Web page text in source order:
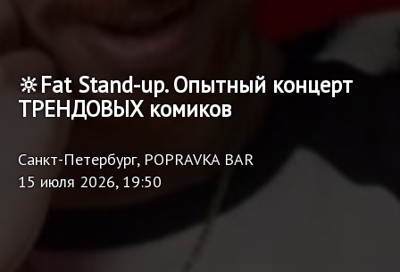
🔆Fat Stand-up. Опытный концерт
ТРЕНДОВЫХ комиков
Санкт-Петербург, POPRAVKA BAR
15 июля 2026, 19:50